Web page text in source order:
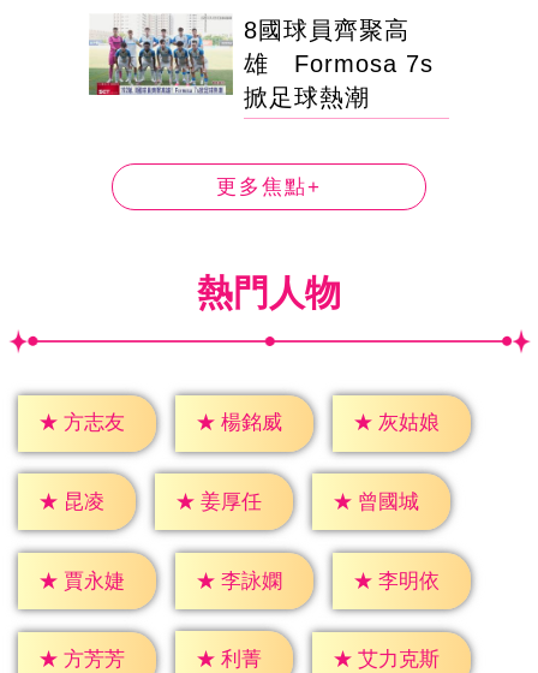
8國球員齊聚高
雄 Formosa 7s
掀足球熱潮
更多焦點+
熱門人物
★ 方志友 ★ 楊銘威 ★ 灰姑娘
★ 昆凌 ★ 姜厚任 ★ 曾國城
★ 賈永婕 ★ 李詠嫻 ★ 李明依
★ 方芳芳 ★ 利菁 ★ 艾力克斯